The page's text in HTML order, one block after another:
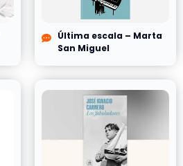
Última escala – Marta
San Miguel